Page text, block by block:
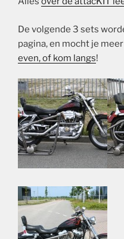
De volgende 3 sets
pagina, en mocht je
even, of kom langs!